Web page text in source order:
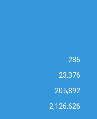
286
23,376
205,892
2,126,626